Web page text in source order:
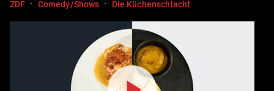
ZDF · Comedy/Shows · Die Küchenschlacht